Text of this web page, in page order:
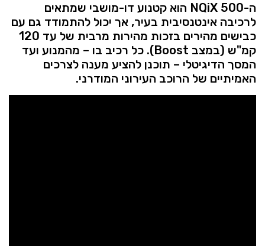
ה-
NQiX 500 הוא קטנוע דו-מושבי שמתאים
לרכיבה אינטנסיבית בעיר, אך יכול להתמודד גם עם
כבישים מהירים בזכות מהירות מרבית של עד 120
קמ"ש (במצב Boost). כל רכיב בו – מהמנוע ועד
המסך הדיגיטלי – תוכנן להציע מענה לצרכים
האמיתיים של הרוכב העירוני המודרני.